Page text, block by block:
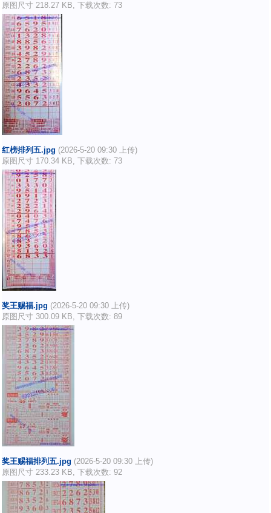
原图尺寸 218.27 KB, 下载次数: 73
红榜排列五.jpg (2026-5-20 09:30 上传)
原图尺寸 170.34 KB, 下载次数: 73
奖王赐福.jpg (2026-5-20 09:30 上传)
原图尺寸 300.09 KB, 下载次数: 89
奖王赐福排列五.jpg (2026-5-20 09:30 上传)
原图尺寸 233.23 KB, 下载次数: 92